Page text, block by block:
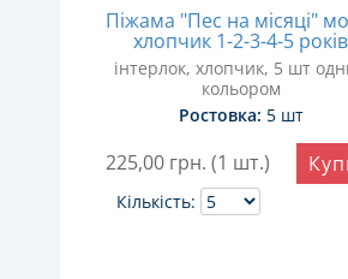
Піжама "Пес на місяці"
хлопчик 1-2-3-4-5 років
інтерлок, хлопчик, 5 шт
кольором
Ростовка: 5 шт
225,00 грн. (1 шт.)
Кількість: